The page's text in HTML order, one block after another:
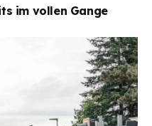
im vollen Gange